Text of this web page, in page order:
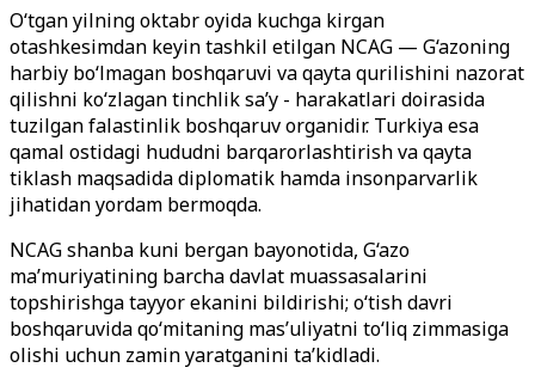
O‘tgan yilning oktabr oyida kuchga kirgan
otashkesimdan keyin tashkil etilgan NCAG — G‘azoning
harbiy bo‘lmagan boshqaruvi va qayta qurilishini nazorat
qilishni ko‘zlagan tinchlik sa’y - harakatlari doirasida
tuzilgan falastinlik boshqaruv organidir. Turkiya esa
qamal ostidagi hududni barqarorlashtirish va qayta
tiklash maqsadida diplomatik hamda insonparvarlik
jihatidan yordam bermoqda.
NCAG shanba kuni bergan bayonotida, G‘azo
ma’muriyatining barcha davlat muassasalarini
topshirishga tayyor ekanini bildirishi; o‘tish davri
boshqaruvida qo‘mitaning mas’uliyatni to‘liq zimmasiga
olishi uchun zamin yaratganini ta’kidladi.